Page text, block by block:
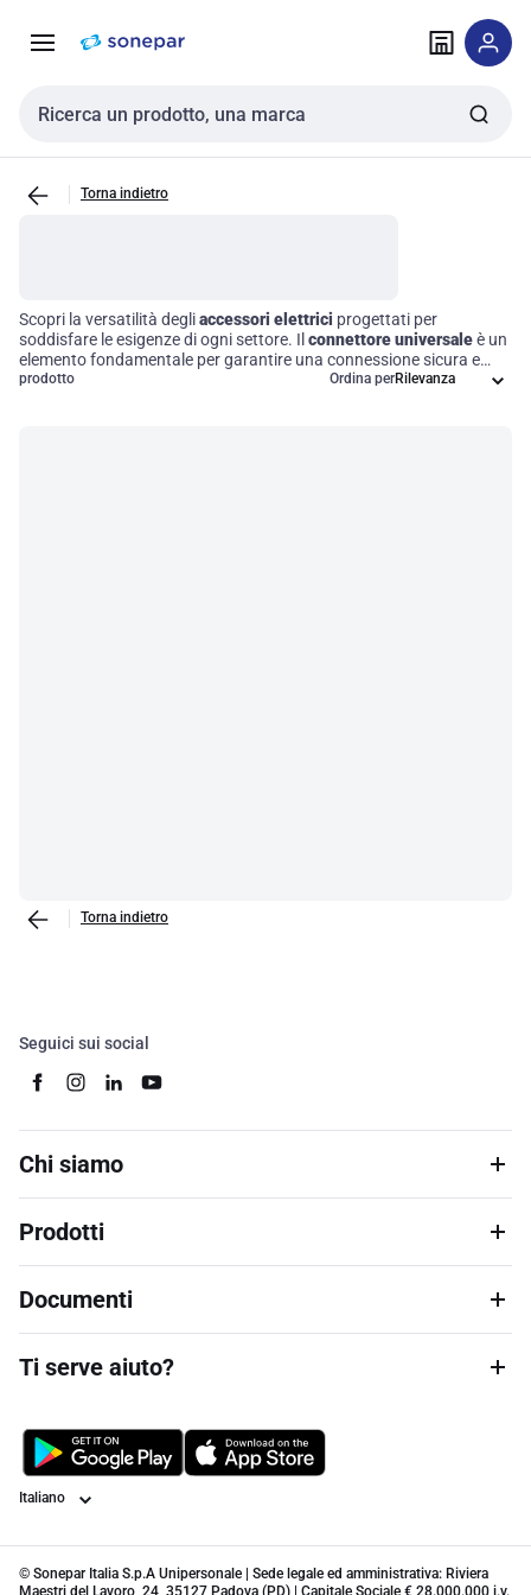
navigazione alla
Cerca input
Torna indietro
Scopri la versatilità degliaccessori elettrici progettati per
soddisfare le esigenze di ogni settore. Il connettore universaleè un
elemento fondamentale per garantire una connessione sicura e
compatibile tra dispositivi elettrici e fonti di alimentazione. Grazie al
prodotto Ordina per
Torna indietro
Seguici sui social
Chi siamo
Prodotti
Documenti
Ti serve aiuto?
Lingua
© Sonepar Italia S.p.A Unipersonale | Sede legale ed amministrativa: Riviera
Maestri del Lavoro, 24, 35127 Padova (PD) | Capitale Sociale € 28.000.000 i.v.